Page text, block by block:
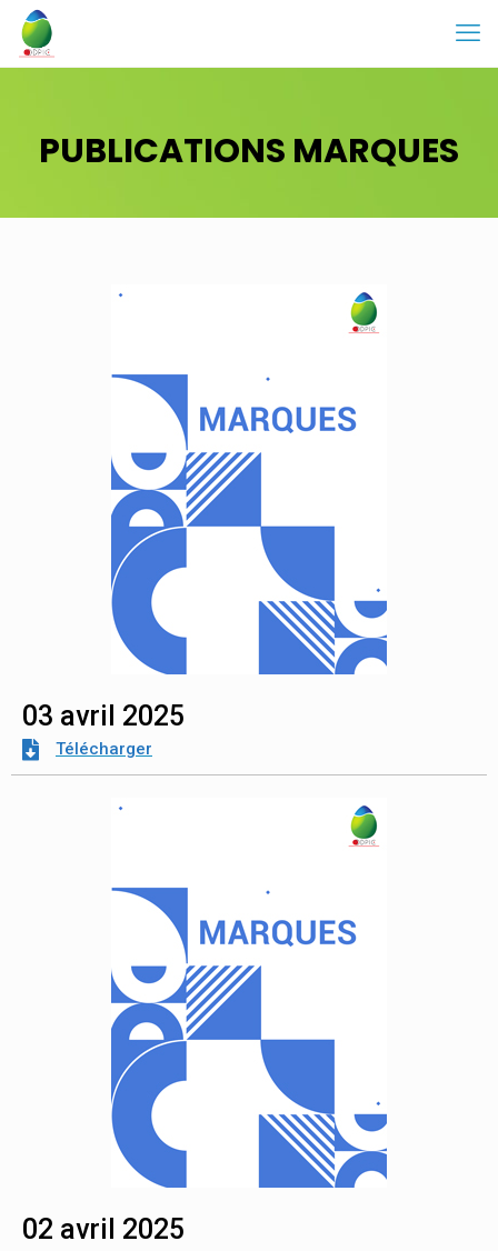
PUBLICATIONS MARQUES
03 avril 2025
Télécharger
02 avril 2025